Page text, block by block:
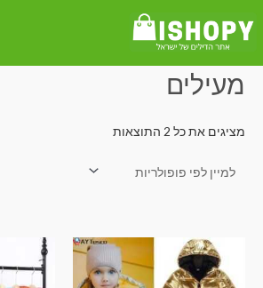
עמוד הבית/ מוצרים המתויגים “מעילים”
מעילים
מציגים את כל ⁦2⁩ התוצאות